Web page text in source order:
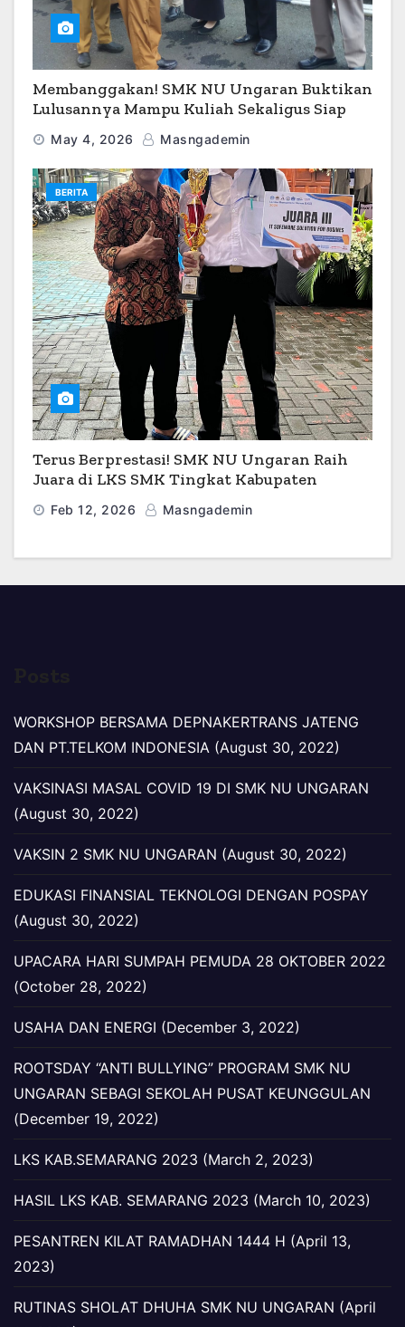
Membanggakan! SMK NU Ungaran Buktikan
Lulusannya Mampu Kuliah Sekaligus Siap
May 4, 2026 Masngademin
BERITA
Terus Berprestasi! SMK NU Ungaran Raih
Juara di LKS SMK Tingkat Kabupaten
Feb 12, 2026 Masngademin
WORKSHOP BERSAMA DEPNAKERTRANS JATENG
DAN PT.TELKOM INDONESIA (August 30, 2022)
VAKSINASI MASAL COVID 19 DI SMK NU UNGARAN
(August 30, 2022)
VAKSIN 2 SMK NU UNGARAN (August 30, 2022)
EDUKASI FINANSIAL TEKNOLOGI DENGAN POSPAY
(August 30, 2022)
UPACARA HARI SUMPAH PEMUDA 28 OKTOBER 2022
(October 28, 2022)
USAHA DAN ENERGI (December 3, 2022)
ROOTSDAY “ANTI BULLYING” PROGRAM SMK NU
UNGARAN SEBAGI SEKOLAH PUSAT KEUNGGULAN
(December 19, 2022)
LKS KAB.SEMARANG 2023 (March 2, 2023)
HASIL LKS KAB. SEMARANG 2023 (March 10, 2023)
PESANTREN KILAT RAMADHAN 1444 H (April 13,
2023)
RUTINAS SHOLAT DHUHA SMK NU UNGARAN (April